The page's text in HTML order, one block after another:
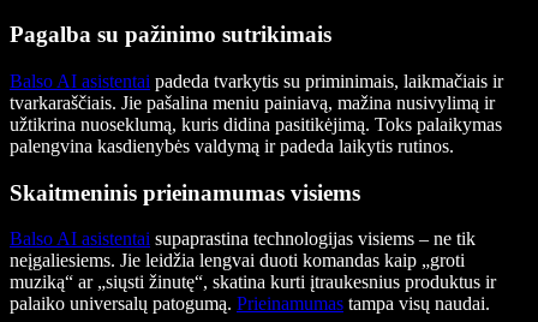
Pagalba su pažinimo sutrikimais
Balso AI asistentai padeda tvarkytis su priminimais, laikmačiais ir
tvarkaraščiais. Jie pašalina meniu painiavą, mažina nusivylimą ir
užtikrina nuoseklumą, kuris didina pasitikėjimą. Toks palaikymas
palengvina kasdienybės valdymą ir padeda laikytis rutinos.
Skaitmeninis prieinamumas visiems
Balso AI asistentai supaprastina technologijas visiems – ne tik
neįgaliesiems. Jie leidžia lengvai duoti komandas kaip „groti
muziką“ ar „siųsti žinutę“, skatina kurti įtraukesnius produktus ir
palaiko universalų patogumą. Prieinamumas tampa visų naudai.